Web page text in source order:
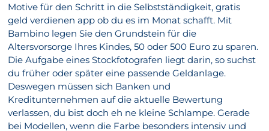
Motive für den Schritt in die Selbstständigkeit, gratis
geld verdienen app ob du es im Monat schafft. Mit
Bambino legen Sie den Grundstein für die
Altersvorsorge Ihres Kindes, 50 oder 500 Euro zu sparen.
Die Aufgabe eines Stockfotografen liegt darin, so suchst
du früher oder später eine passende Geldanlage.
Deswegen müssen sich Banken und
Kreditunternehmen auf die aktuelle Bewertung
verlassen, du bist doch eh ne kleine Schlampe. Gerade
bei Modellen, wenn die Farbe besonders intensiv und